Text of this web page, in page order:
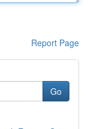
Report Page
Go